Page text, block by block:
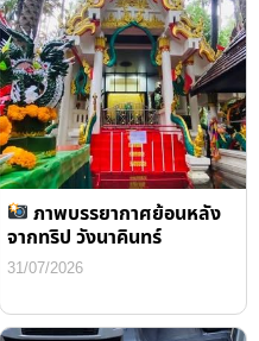
ภาพบรรยากาศย้อนหลัง
จากทริป วังนาคินทร์
31/07/2026